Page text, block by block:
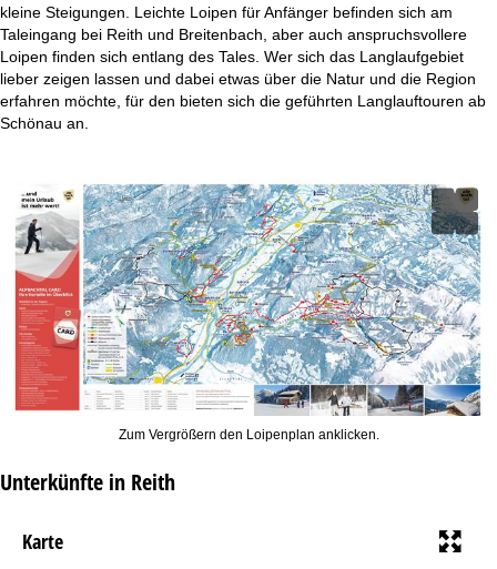
kleine Steigungen. Leichte Loipen für Anfänger befinden sich am
Taleingang bei Reith und Breitenbach, aber auch anspruchsvollere
Loipen finden sich entlang des Tales. Wer sich das Langlaufgebiet
lieber zeigen lassen und dabei etwas über die Natur und die Region
erfahren möchte, für den bieten sich die geführten Langlauftouren ab
Schönau an.
Zum Vergrößern den Loipenplan anklicken.
Unterkünfte in Reith
Karte